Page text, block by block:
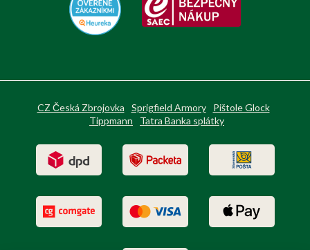
CZ Česká Zbrojovka Sprigfield Armory
Pištole Glock
Tippmann
Tatra Banka splátky